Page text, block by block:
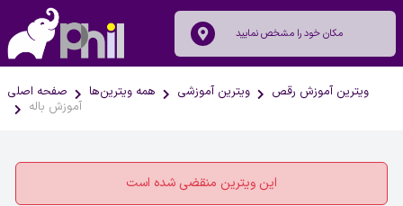
صفحه اصلی همه ویترین‌ها ویترین آموزشی
ویترین آموزش رقص
آموزش باله
این ویترین منقضی شده است